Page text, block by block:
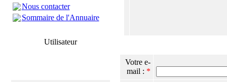
Nous contacter
Sommaire de l'Annuaire
Utilisateur
Votre e-
mail : *